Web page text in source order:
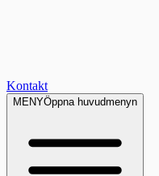
Kontakt
MENYÖppna huvudmenyn